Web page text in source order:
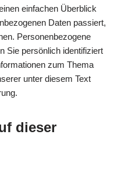
einfachen Überblick
Daten passiert,
Personenbezogene
Sie persönlich identifiziert
zum Thema
unter diesem Text
dieser